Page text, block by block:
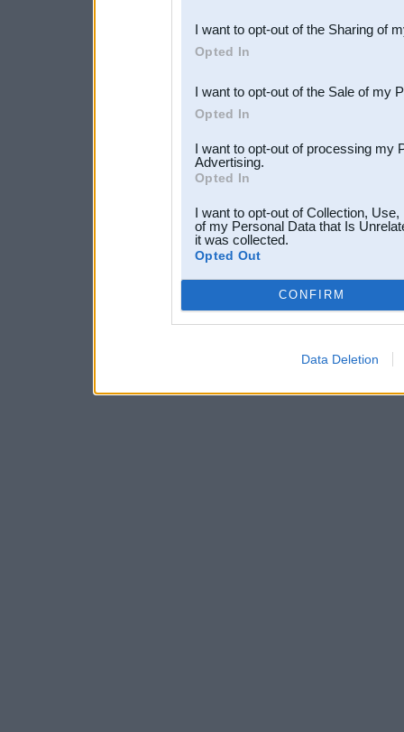
Downstream Participants
third parties.
I want to opt-out of the Sharing of
Opted In
I want to opt-out of the Sale of my
Opted In
I want to opt-out of processing my
Advertising.
Opted In
I want to opt-out of Collection,
of my Personal Data that Is
it was collected.
Opted Out
CONFIRM
Data Deletion